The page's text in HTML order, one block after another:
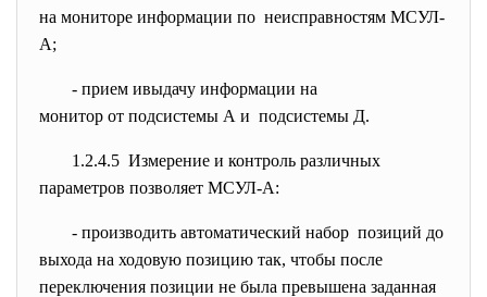
на мониторе информации по неисправностям МСУЛ-
А;
- прием ивыдачу информации на
монитор от подсистемы А и подсистемы Д.
1.2.4.5 Измерение и контроль различных
параметров позволяет МСУЛ-А:
- производить автоматический набор позиций до
выхода на ходовую позицию так, чтобы после
переключения позиции не была превышена заданная